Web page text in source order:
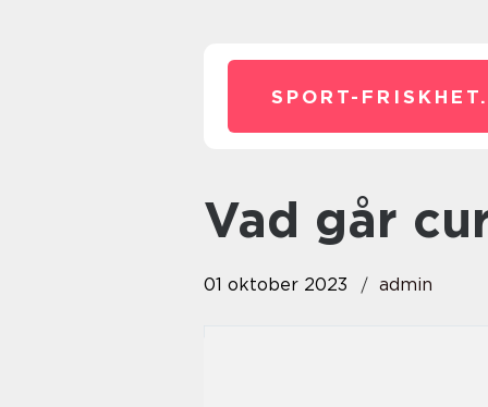
SPORT-FRISKHET.
vad går
01 oktober 2023 admin